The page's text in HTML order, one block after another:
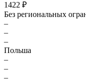
1422 ₽
Без региональных
–
–
–
Польша
–
–
–